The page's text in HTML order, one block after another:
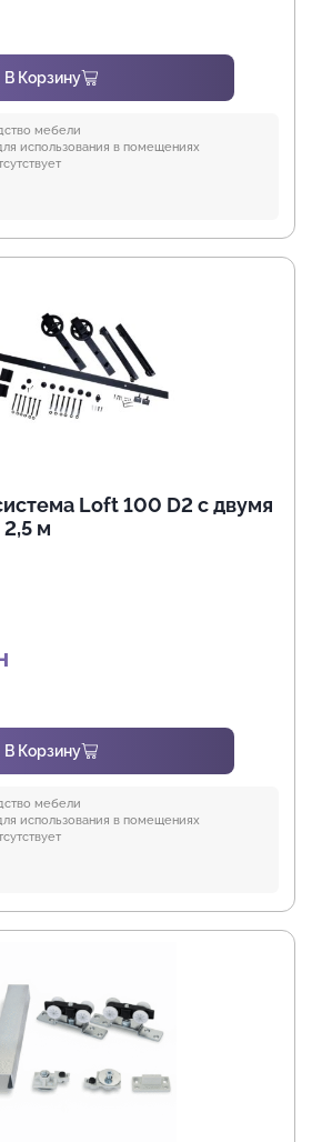
В Корзину
мебели
использования в помещениях
Loft 100 D2 с двумя
м
В Корзину
мебели
использования в помещениях